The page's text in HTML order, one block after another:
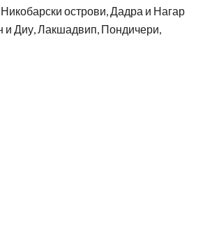
острови, Дадра и Нагар
и Диу, Лакшадвип, Пондичери,